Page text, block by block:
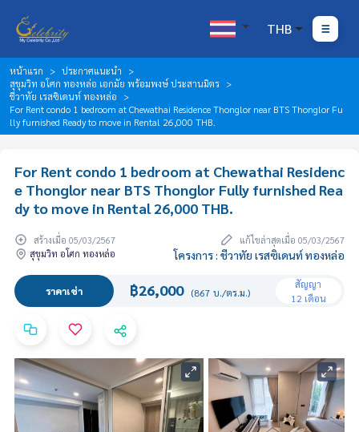
THB
หน้าแรก
ประกาศแนะนำ
สุขุมวิท อโศก ทองหล่อ เอกมัย พร้อมพงษ์ ประสานมิตร
ชีวาทัย เรสซิเดนท์ ทองหล่อ
For Rent condo 1 bedroom at Chewathai Residence Thonglor near BTS Thonglor Fu
lly furnished Ready to move in Rental 26,000 THB.
For Rent condo 1 bedroom at Chewathai Residenc
e Thonglor near BTS Thonglor Fully furnished Rea
dy to move in Rental 26,000 THB.
สร้างเมื่อ 05/03/2567
แก้ไขล่าสุดเมื่อ 05/03/2567
สุขุมวิท อโศก ทองหล่อ
โครงการ : ชีวาทัย เรสซิเดนท์ ทองหล่อ
ราคาเช่า ฿26,000 (867 บ./ตร.ม.)
สัญญา
12 เดือน